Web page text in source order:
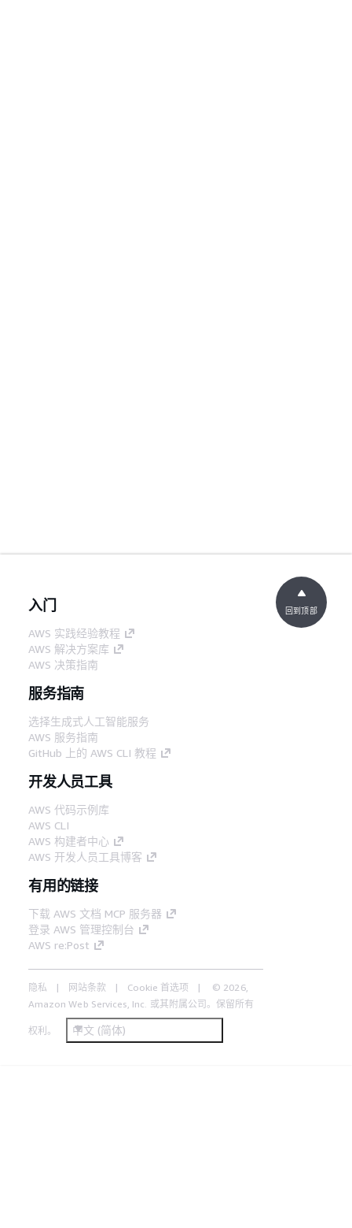
入门
AWS 实践经验教程
AWS 解决方案库
AWS 决策指南
服务指南
选择生成式人工智能服务
AWS 服务指南
GitHub 上的 AWS CLI 教程
开发人员工具
AWS 代码示例库
AWS CLI
AWS 构建者中心
AWS 开发人员工具博客
有用的链接
下载 AWS 文档 MCP 服务器
登录 AWS 管理控制台
AWS re:Post
隐私 网站条款 Cookie 首选项
© 2026,
Amazon Web Services, Inc. 或其附属公司。保留所有
权利。 中文 (简体)
回到顶部